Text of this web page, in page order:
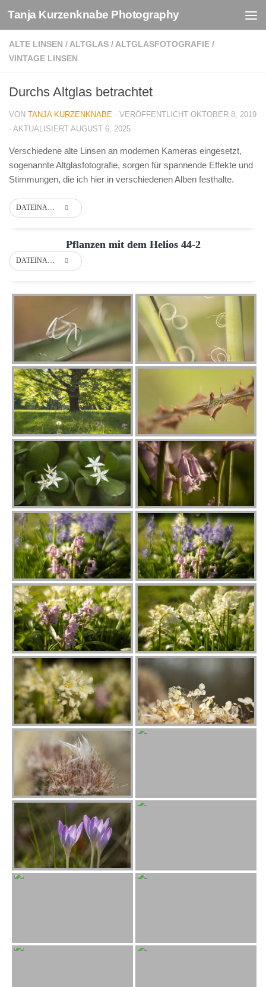
Zum Inhalt springen
Tanja Kurzenknabe Photography
ALTE LINSEN / ALTGLAS / ALTGLASFOTOGRAFIE /
VINTAGE LINSEN
Durchs Altglas betrachtet
VON TANJA KURZENKNABE · VERÖFFENTLICHT OKTOBER 8, 2019
· AKTUALISIERT AUGUST 6, 2025
Verschiedene alte Linsen an modernen Kameras eingesetzt,
sogenannte Altglasfotografie, sorgen für spannende Effekte und
Stimmungen, die ich hier in verschiedenen Alben festhalte.
DATEINAME
Pflanzen mit dem Helios 44-2
DATEINAME